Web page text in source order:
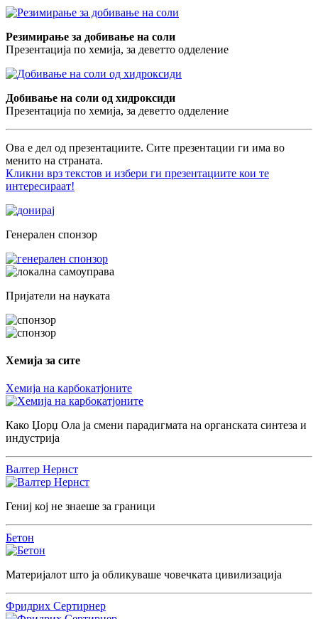
Резимирање за добивање на соли
Презентација по хемија, за деветто одделение
Добивање на соли од хидроксиди
Презентација по хемија, за деветто одделение
Ова е дел од презентациите. Сите презентации ги има во
менито на страната.
Кликни врз текстов и избери ги презентациите кои те
интересираат!
Генерален спонзор
Пријатели на науката
Хемија за сите
Хемија на карбокатјоните
Како Џорџ Ола ја смени парадигмата на органската синтеза и
индустрија
Валтер Нернст
Гениј кој не знаеше за граници
Бетон
Материјалот што ја обликуваше човечката цивилизација
Фридрих Сертирнер